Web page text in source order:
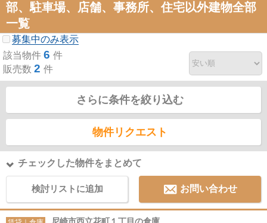
部、駐車場、店舗、事務所、住宅以外建物全部
一覧
募集中のみ表示
該当物件 6 件
販売数 2 件
さらに条件を絞り込む
物件リクエスト
チェックした物件をまとめて
検討リストに追加 お問い合わせ